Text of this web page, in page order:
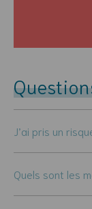
J’ai pris un
Quels sont les